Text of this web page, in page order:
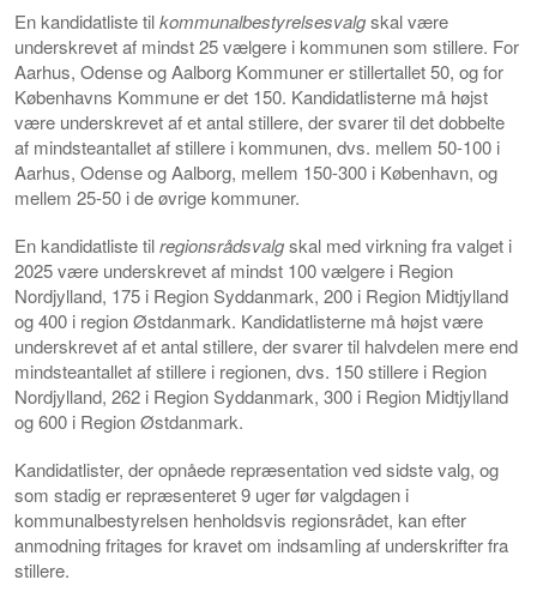
En kandidatliste tilkommunalbestyrelsesvalgskal være
underskrevet af mindst 25 vælgere i kommunen som stillere. For
Aarhus, Odense og Aalborg Kommuner er stillertallet 50, og for
Københavns Kommune er det 150. Kandidatlisterne må højst
være underskrevet af et antal stillere, der svarer til det dobbelte
af mindsteantallet af stillere i kommunen, dvs. mellem 50-100 i
Aarhus, Odense og Aalborg, mellem 150-300 i København, og
mellem 25-50 i de øvrige kommuner.
En kandidatliste tilregionsrådsvalgskal med virkning fra valget i
2025 være underskrevet af mindst 100 vælgere i Region
Nordjylland, 175 i Region Syddanmark, 200 i Region Midtjylland
og 400 i region Østdanmark. Kandidatlisterne må højst være
underskrevet af et antal stillere, der svarer til halvdelen mere end
mindsteantallet af stillere i regionen, dvs. 150 stillere i Region
Nordjylland, 262 i Region Syddanmark, 300 i Region Midtjylland
og 600 i Region Østdanmark.
Kandidatlister, der opnåede repræsentation ved sidste valg, og
som stadig er repræsenteret 9 uger før valgdagen i
kommunalbestyrelsen henholdsvis regionsrådet, kan efter
anmodning fritages for kravet om indsamling af underskrifter fra
stillere.